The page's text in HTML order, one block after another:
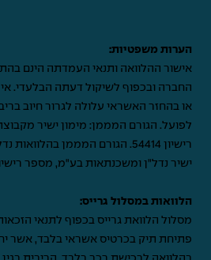
הערות משפטיות:
אישור ההלוואה ותנאי העמדתה הינם
החברה ובכפוף לשיקול דעתה הבלעדי.
או בהחזר האשראי עלולה לגרור חיוב
רישיון 54414. הגורם המממן
ישיר נדל"ן ומשכנתאות בע"מ, מספר רישיון
הלוואות במסלול גרייס:
מסלול הלוואת גרייס בכפוף לתנאי
פתיחת תיק בכרטיס אשראי בלבד, אשר